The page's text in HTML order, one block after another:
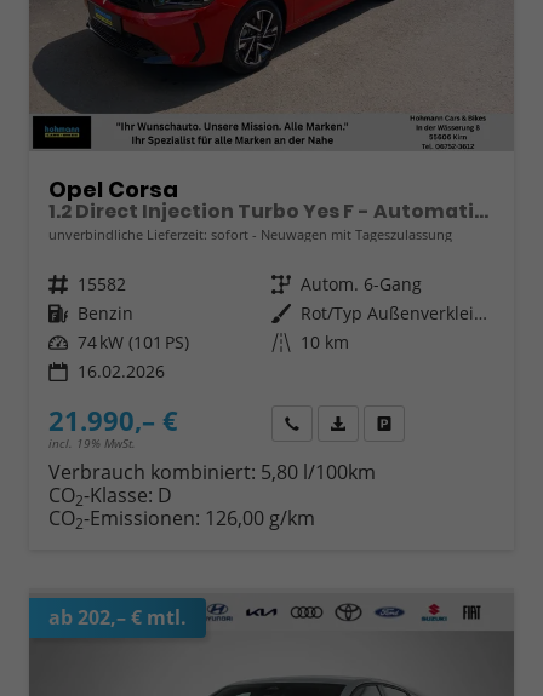
Opel Corsa
1.2 Direct Injection Turbo Yes F - Automatik Alu
unverbindliche Lieferzeit: sofort Neuwagen mit Tageszulassung
Fahrzeugnr. 15582 Getriebe Autom. 6-Gang
Kraftstoff Benzin Außenfarbe
Rot/Typ Außenverkleidung Metallic-Lackierung
Leistung 74 kW (101 PS) Kilometerstand 10 km
16.02.2026
21.990,– €
incl. 19% MwSt.
Wir rufen Sie anFahrzeugexposé (PDF)
Verbrauch kombiniert: 5,80 l/100km
CO2-Klasse: D
CO2-Emissionen: 126,00 g/km
ab 202,– € mtl.